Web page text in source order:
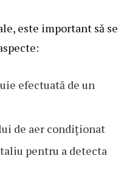
este important să se
efectuată de un
de aer condiționat
pentru a detecta